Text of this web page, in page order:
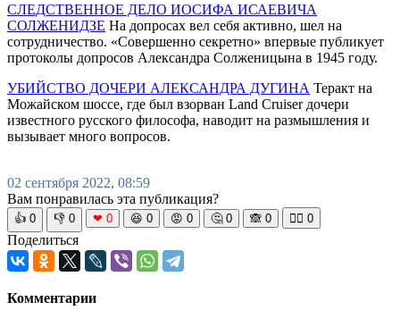
СЛЕДСТВЕННОЕ ДЕЛО ИОСИФА ИСАЕВИЧА
СОЛЖЕНИДЗЕ На допросах вел себя активно, шел на
сотрудничество. «Совершенно секретно» впервые публикует
протоколы допросов Александра Солженицына в 1945 году.
УБИЙСТВО ДОЧЕРИ АЛЕКСАНДРА ДУГИНА Теракт на
Можайском шоссе, где был взорван Land Cruiser дочери
известного русского философа, наводит на размышления и
вызывает много вопросов.
02 сентября 2022, 08:59
Вам понравилась эта публикация?
👍 0 👎 0 ❤ 0 😆 0 😡 0 🤔 0 🙈 0 🧘‍♀️ 0
Поделиться
Комментарии